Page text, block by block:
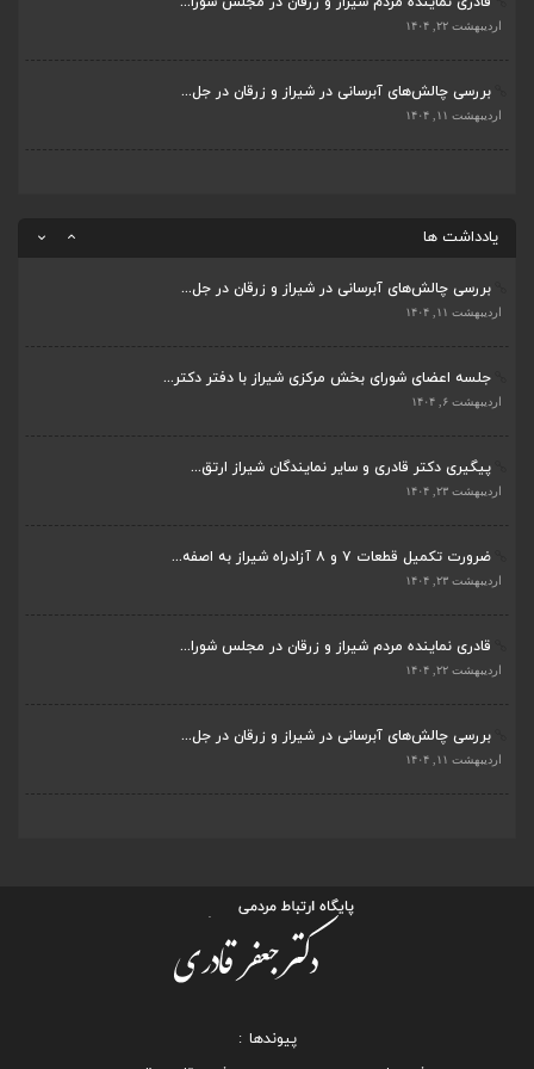
اردیبهشت ۱۱, ۱۴۰۴
یادداشت ها
ضرورت تکمیل قطعات ۷ و ۸ آزادراه شیراز به اصفه...
قادری نماینده مردم شیراز و زرقان در مجلس شورا...
جلسه اعضای شورای بخش مرکزی شیراز با دفتر دکتر...
اردیبهشت ۶, ۱۴۰۴
پیگیری دکتر قادری و سایر نمایندگان شیراز ارتق...
اردیبهشت ۲۳, ۱۴۰۴
ضرورت تکمیل قطعات ۷ و ۸ آزادراه شیراز به اصفه...
اردیبهشت ۲۳, ۱۴۰۴
قادری نماینده مردم شیراز و زرقان در مجلس شورا...
اردیبهشت ۲۲, ۱۴۰۴
بررسی چالش‌های آبرسانی در شیراز و زرقان در جل...
اردیبهشت ۱۱, ۱۴۰۴
پیوندها